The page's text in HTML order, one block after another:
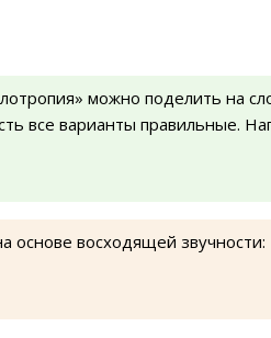
можно поделить на
все варианты правильные.
основе восходящей звучности: